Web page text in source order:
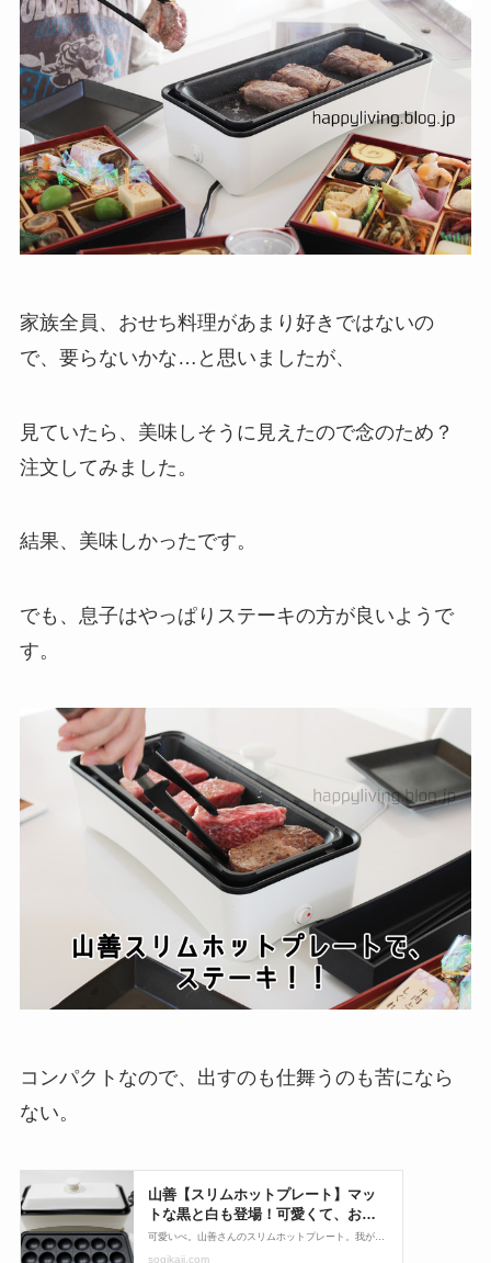
家族全員、おせち料理があまり好きではないの
で、要らないかな…と思いましたが、
見ていたら、美味しそうに見えたので念のため？
注文してみました。
結果、美味しかったです。
でも、息子はやっぱりステーキの方が良いようで
す。
コンパクトなので、出すのも仕舞うのも苦になら
ない。